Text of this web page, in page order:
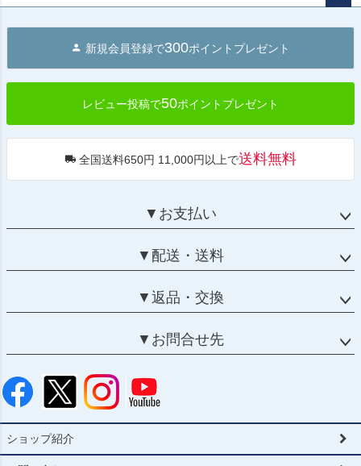
へ
新規会員登録で300ポイントプレゼント
レビュー投稿で50ポイントプレゼント
全国送料650円 11,000円以上で送料無料
▼お支払い
▼配送・送料
▼返品・交換
▼お問合せ先
ショップ紹介